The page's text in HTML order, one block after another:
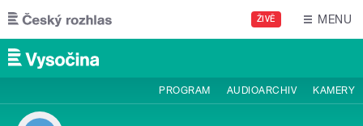
Přejít k hlavnímu obsahu
ŽIVĚ MENU
PROGRAM AUDIOARCHIV KAMERY